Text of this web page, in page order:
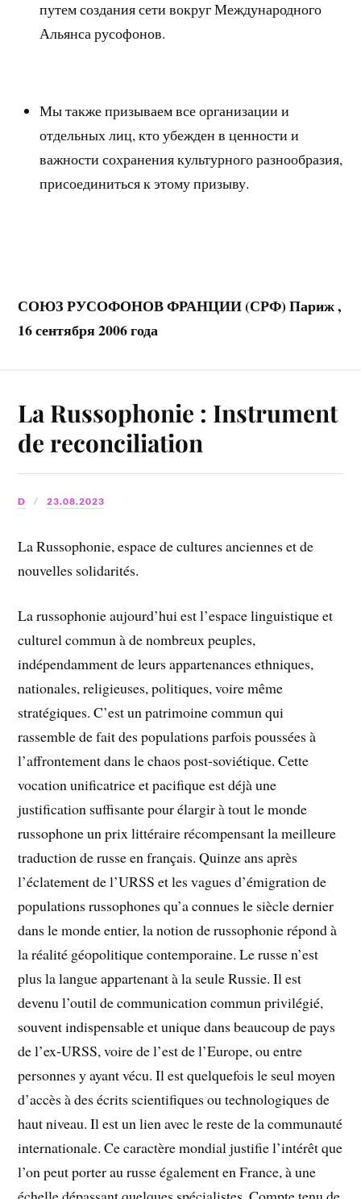
путем создания сети вокруг Международного
Альянса русофонов.
Мы также призываем все организации и
отдельных лиц, кто убежден в ценности и
важности сохранения культурного разнообразия,
присоединиться к этому призыву.
СОЮЗ РУСОФОНОВ ФРАНЦИИ (СРФ)Париж ,
16 сентября 2006 года
La Russophonie : Instrument
de reconciliation
D 23.08.2023
La Russophonie, espace de cultures anciennes et de
nouvelles solidarités.
La russophonie aujourd’hui est l’espace linguistique et
culturel commun à de nombreux peuples,
indépendamment de leurs appartenances ethniques,
nationales, religieuses, politiques, voire même
stratégiques. C’est un patrimoine commun qui
rassemble de fait des populations parfois poussées à
l’affrontement dans le chaos post-soviétique. Cette
vocation unificatrice et pacifique est déjà une
justification suffisante pour élargir à tout le monde
russophone un prix littéraire récompensant la meilleure
traduction de russe en français. Quinze ans après
l’éclatement de l’URSS et les vagues d’émigration de
populations russophones qu’a connues le siècle dernier
dans le monde entier, la notion de russophonie répond à
la réalité géopolitique contemporaine. Le russe n’est
plus la langue appartenant à la seule Russie. Il est
devenu l’outil de communication commun privilégié,
souvent indispensable et unique dans beaucoup de pays
de l’ex-URSS, voire de l’est de l’Europe, ou entre
personnes y ayant vécu. Il est quelquefois le seul moyen
d’accès à des écrits scientifiques ou technologiques de
haut niveau. Il est un lien avec le reste de la communauté
internationale. Ce caractère mondial justifie l’intérêt que
l’on peut porter au russe également en France, à une